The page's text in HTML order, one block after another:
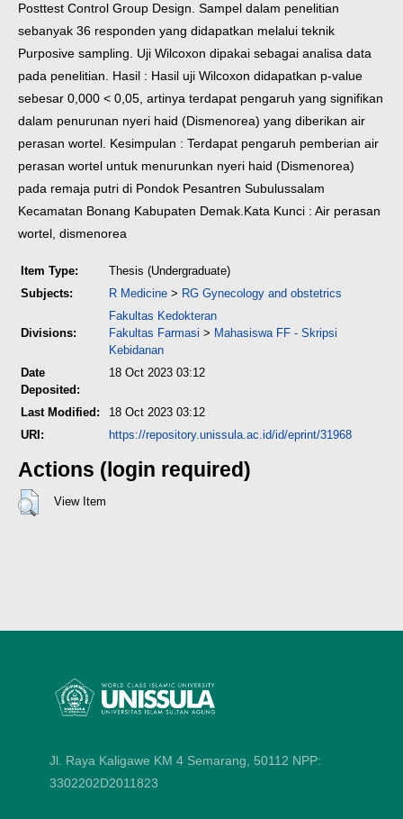
Posttest Control Group Design. Sampel dalam penelitian
sebanyak 36 responden yang didapatkan melalui teknik
Purposive sampling. Uji Wilcoxon dipakai sebagai analisa data
pada penelitian. Hasil : Hasil uji Wilcoxon didapatkan p-value
sebesar 0,000 < 0,05, artinya terdapat pengaruh yang signifikan
dalam penurunan nyeri haid (Dismenorea) yang diberikan air
perasan wortel. Kesimpulan : Terdapat pengaruh pemberian air
perasan wortel untuk menurunkan nyeri haid (Dismenorea)
pada remaja putri di Pondok Pesantren Subulussalam
Kecamatan Bonang Kabupaten Demak.Kata Kunci : Air perasan
wortel, dismenorea
Item Type:
Thesis (Undergraduate)
Subjects:
R Medicine > RG Gynecology and obstetrics
Divisions:
Fakultas Kedokteran
Fakultas Farmasi > Mahasiswa FF - Skripsi
Kebidanan
Date
Deposited:
18 Oct 2023 03:12
Last Modified:
18 Oct 2023 03:12
URI:
https://repository.unissula.ac.id/id/eprint/31968
Actions (login required)
View Item
Jl. Raya Kaligawe KM 4 Semarang, 50112 NPP:
3302202D2011823